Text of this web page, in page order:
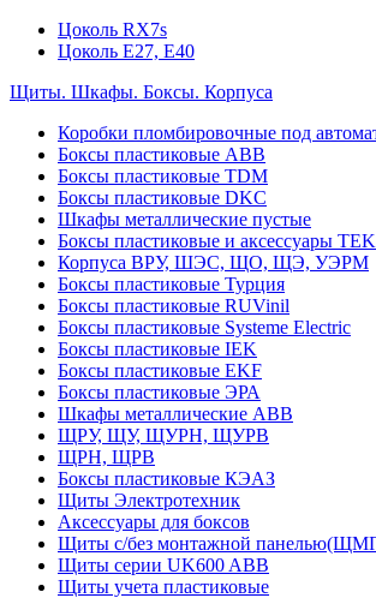
Цоколь RX7s
Цоколь Е27, E40
Щиты. Шкафы. Боксы. Корпуса
Коробки пломбировочные под
Боксы пластиковые ABB
Боксы пластиковые TDM
Боксы пластиковые DKC
Шкафы металлические пустые
Боксы пластиковые и аксессуары
Корпуса ВРУ, ШЭС, ЩО, ЩЭ, УЭРМ
Боксы пластиковые Турция
Боксы пластиковые RUVinil
Боксы пластиковые Systeme Electric
Боксы пластиковые IEK
Боксы пластиковые EKF
Боксы пластиковые ЭРА
Шкафы металлические ABB
ЩРУ, ЩУ, ЩУРН, ЩУРВ
ЩРН, ЩРВ
Боксы пластиковые КЭАЗ
Щиты Электротехник
Аксессуары для боксов
Щиты с/без монтажной
Щиты серии UK600 ABB
Щиты учета пластиковые